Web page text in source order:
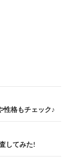
性格もチェック♪
してみた!